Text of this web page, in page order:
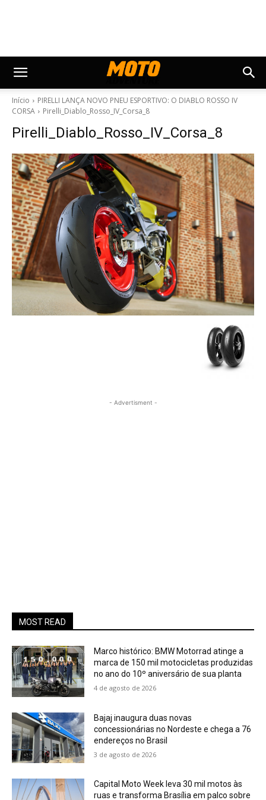
Início
PIRELLI LANÇA NOVO PNEU ESPORTIVO: O DIABLO ROSSO IV
CORSA
Pirelli_Diablo_Rosso_IV_Corsa_8
Pirelli_Diablo_Rosso_IV_Corsa_8
- Advertisment -
MOST READ
Marco histórico: BMW Motorrad atinge a
marca de 150 mil motocicletas produzidas
no ano do 10º aniversário de sua planta
4 de agosto de 2026
Bajaj inaugura duas novas
concessionárias no Nordeste e chega a 76
endereços no Brasil
3 de agosto de 2026
Capital Moto Week leva 30 mil motos às
ruas e transforma Brasília em palco sobre